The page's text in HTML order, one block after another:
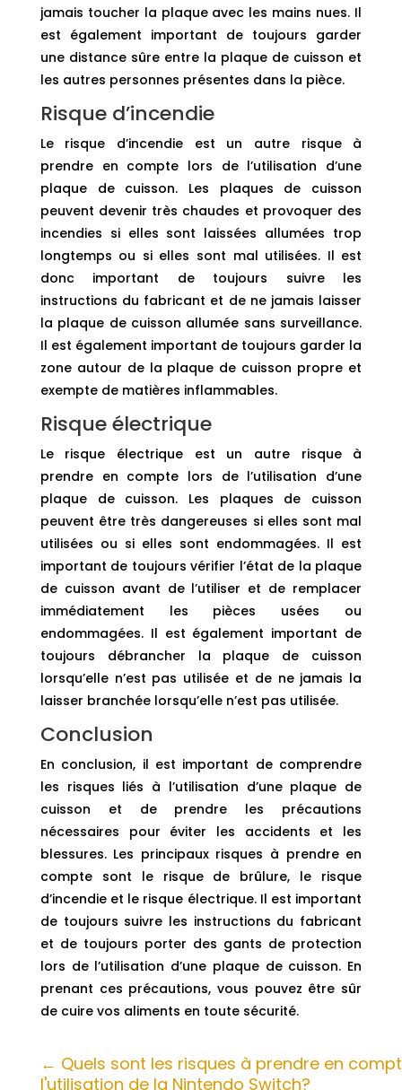
jamais toucher la plaque avec les mains nues. Il
est également important de toujours garder
une distance sûre entre la plaque de cuisson et
les autres personnes présentes dans la pièce.
Risque d’incendie
Le risque d’incendie est un autre risque à
prendre en compte lors de l’utilisation d’une
plaque de cuisson. Les plaques de cuisson
peuvent devenir très chaudes et provoquer des
incendies si elles sont laissées allumées trop
longtemps ou si elles sont mal utilisées. Il est
donc important de toujours suivre les
instructions du fabricant et de ne jamais laisser
la plaque de cuisson allumée sans surveillance.
Il est également important de toujours garder la
zone autour de la plaque de cuisson propre et
exempte de matières inflammables.
Risque électrique
Le risque électrique est un autre risque à
prendre en compte lors de l’utilisation d’une
plaque de cuisson. Les plaques de cuisson
peuvent être très dangereuses si elles sont mal
utilisées ou si elles sont endommagées. Il est
important de toujours vérifier l’état de la plaque
de cuisson avant de l’utiliser et de remplacer
immédiatement les pièces usées ou
endommagées. Il est également important de
toujours débrancher la plaque de cuisson
lorsqu’elle n’est pas utilisée et de ne jamais la
laisser branchée lorsqu’elle n’est pas utilisée.
Conclusion
En conclusion, il est important de comprendre
les risques liés à l’utilisation d’une plaque de
cuisson et de prendre les précautions
nécessaires pour éviter les accidents et les
blessures. Les principaux risques à prendre en
compte sont le risque de brûlure, le risque
d’incendie et le risque électrique. Il est important
de toujours suivre les instructions du fabricant
et de toujours porter des gants de protection
lors de l’utilisation d’une plaque de cuisson. En
prenant ces précautions, vous pouvez être sûr
de cuire vos aliments en toute sécurité.
← Quels sont les risques à prendre en
l'utilisation de la Nintendo Switch?